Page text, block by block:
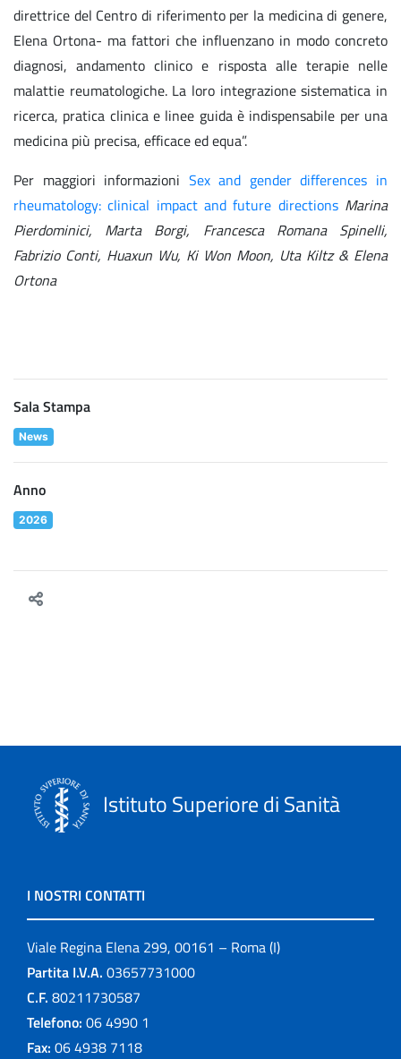
direttrice del Centro di riferimento per la medicina di genere,
Elena Ortona- ma fattori che influenzano in modo concreto
diagnosi, andamento clinico e risposta alle terapie nelle
malattie reumatologiche. La loro integrazione sistematica in
ricerca, pratica clinica e linee guida è indispensabile per una
medicina più precisa, efficace ed equa”.
Per maggiori informazioni Sex and gender differences in
rheumatology: clinical impact and future directions Marina
Pierdominici, Marta Borgi, Francesca Romana Spinelli,
Fabrizio Conti, Huaxun Wu, Ki Won Moon, Uta Kiltz & Elena
Ortona
Sala Stampa
News
Anno
2026
Istituto Superiore di Sanità
I NOSTRI CONTATTI
Viale Regina Elena 299, 00161 – Roma (I)
Partita I.V.A. 03657731000
C.F. 80211730587
Telefono: 06 4990 1
Fax: 06 4938 7118